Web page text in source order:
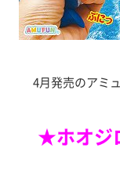
4月発売のアミ
★ホオジ